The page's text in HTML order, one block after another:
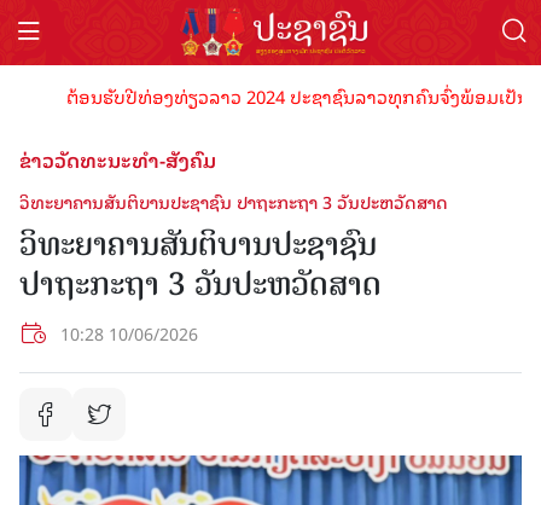
ຕ້ອນຮັບປີທ່ອງທ່ຽວລາວ 2024 ປະຊາຊົນລາວທຸກຄົນຈົ່ງພ້ອມເປັນເ
ຂ່າວວັດທະນະທຳ-ສັງຄົມ
ວິທະຍາຄານສັນຕິບານປະຊາຊົນ ປາຖະກະຖາ 3 ວັນປະຫວັດສາດ
ວິທະຍາຄານສັນຕິບານປະຊາຊົນ
ປາຖະກະຖາ 3 ວັນປະຫວັດສາດ
10:28 10/06/2026